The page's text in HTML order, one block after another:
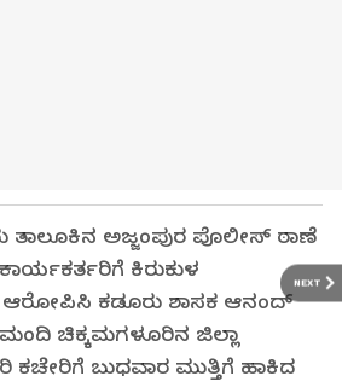
NEXT
ತಾಲೂಕಿನ ಅಜ್ಜಂಪುರ ಪೊಲೀಸ್‌ ಠಾಣೆ
ಕಿರುಕುಳ
ಆರೋಪಿಸಿ ಕಡೂರು ಶಾಸಕ ಆನಂದ್‌
ಮಂದಿ ಚಿಕ್ಕಮಗಳೂರಿನ ಜಿಲ್ಲಾ
ಕಚೇರಿಗೆ ಬುಧವಾರ ಮುತ್ತಿಗೆ ಹಾಕಿದ